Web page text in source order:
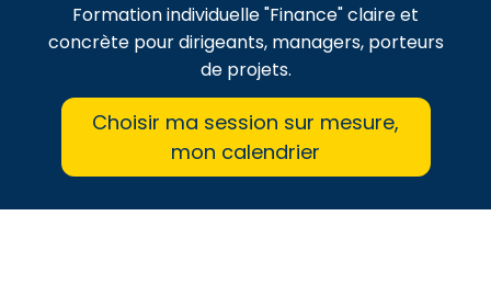
Formation individuelle "Finance" claire et
concrète pour dirigeants, managers, porteurs
de projets.
Choisir ma session sur mesure,
mon calendrier